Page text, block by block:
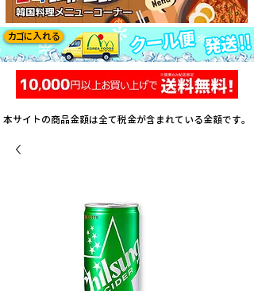
カゴに入れる
本サイトの商品金額は全て税金が含まれている金額です。